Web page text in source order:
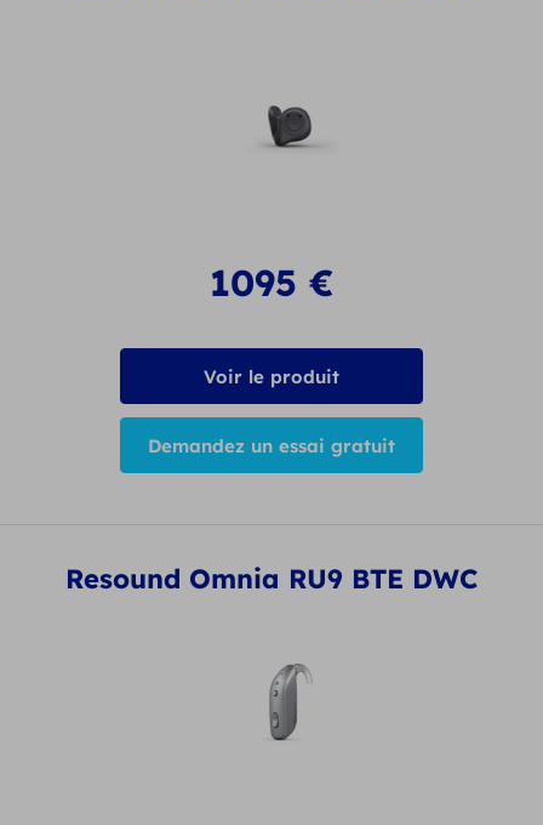
1095 €
Voir le produit
Demandez un essai gratuit
Resound Omnia RU9 BTE DWC